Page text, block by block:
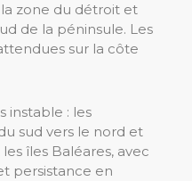
zone du détroit et
de la péninsule. Les
sur la côte
instable : les
sud vers le nord et
îles Baléares, avec
persistance en